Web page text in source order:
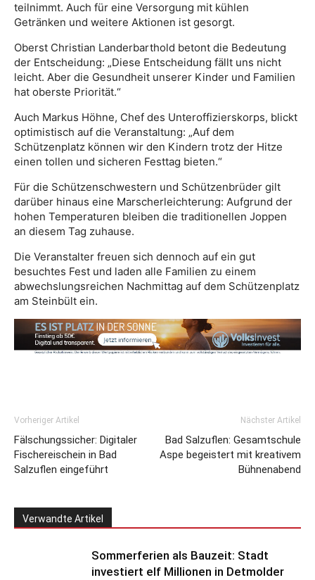
teilnimmt. Auch für eine Versorgung mit kühlen
Getränken und weitere Aktionen ist gesorgt.
Oberst Christian Landerbarthold betont die Bedeutung
der Entscheidung: „Diese Entscheidung fällt uns nicht
leicht. Aber die Gesundheit unserer Kinder und Familien
hat oberste Priorität.“
Auch Markus Höhne, Chef des Unteroffizierskorps, blickt
optimistisch auf die Veranstaltung: „Auf dem
Schützenplatz können wir den Kindern trotz der Hitze
einen tollen und sicheren Festtag bieten.“
Für die Schützenschwestern und Schützenbrüder gilt
darüber hinaus eine Marscherleichterung: Aufgrund der
hohen Temperaturen bleiben die traditionellen Joppen
an diesem Tag zuhause.
Die Veranstalter freuen sich dennoch auf ein gut
besuchtes Fest und laden alle Familien zu einem
abwechslungsreichen Nachmittag auf dem Schützenplatz
am Steinbült ein.
Vorheriger Artikel
Fälschungssicher: Digitaler
Fischereischein in Bad
Salzuflen eingeführt
Nächster Artikel
Bad Salzuflen: Gesamtschule
Aspe begeistert mit kreativem
Bühnenabend
Verwandte Artikel
Sommerferien als Bauzeit: Stadt
investiert elf Millionen in Detmolder